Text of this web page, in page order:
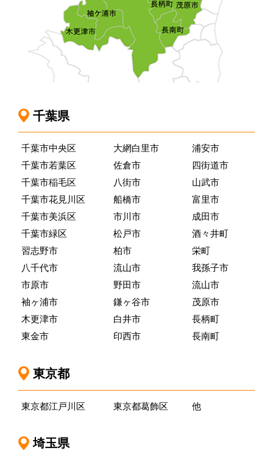
千葉県
千葉市中央区
千葉市若葉区
千葉市稲毛区
千葉市花見川区
千葉市美浜区
千葉市緑区
習志野市
八千代市
市原市
袖ヶ浦市
木更津市
東金市
大網白里市
佐倉市
八街市
船橋市
市川市
松戸市
柏市
流山市
野田市
鎌ヶ谷市
白井市
印西市
浦安市
四街道市
山武市
富里市
成田市
酒々井町
栄町
我孫子市
流山市
茂原市
長柄町
長南町
東京都
東京都江戸川区 東京都葛飾区 他
埼玉県